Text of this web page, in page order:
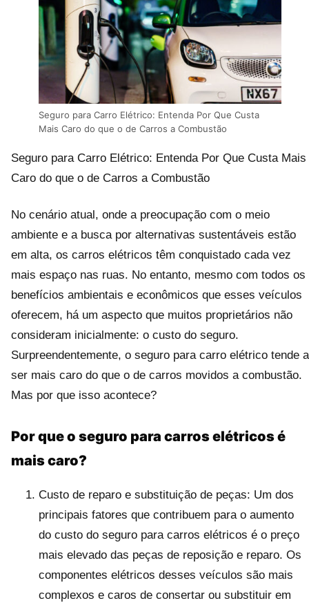
Seguro para Carro Elétrico: Entenda Por Que Custa
Mais Caro do que o de Carros a Combustão
Seguro para Carro Elétrico: Entenda Por Que Custa Mais
Caro do que o de Carros a Combustão
No cenário atual, onde a preocupação com o meio
ambiente e a busca por alternativas sustentáveis estão
em alta, os carros elétricos têm conquistado cada vez
mais espaço nas ruas. No entanto, mesmo com todos os
benefícios ambientais e econômicos que esses veículos
oferecem, há um aspecto que muitos proprietários não
consideram inicialmente: o custo do seguro.
Surpreendentemente, o seguro para carro elétrico tende a
ser mais caro do que o de carros movidos a combustão.
Mas por que isso acontece?
Por que o seguro para carros elétricos é
mais caro?
Custo de reparo e substituição de peças: Um dos
principais fatores que contribuem para o aumento
do custo do seguro para carros elétricos é o preço
mais elevado das peças de reposição e reparo. Os
componentes elétricos desses veículos são mais
complexos e caros de consertar ou substituir em